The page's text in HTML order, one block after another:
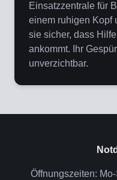
Einsatzzentrale für
einem ruhigen Kopf
sie sicher, dass
ankommt. Ihr
unverzichtbar.
Öffnungszeiten: